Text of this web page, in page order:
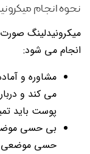
نحوه انجام
میکرونیدلینگ
انجام می شود:
مشاوره و
می کند و
پوست باید
بی حسی